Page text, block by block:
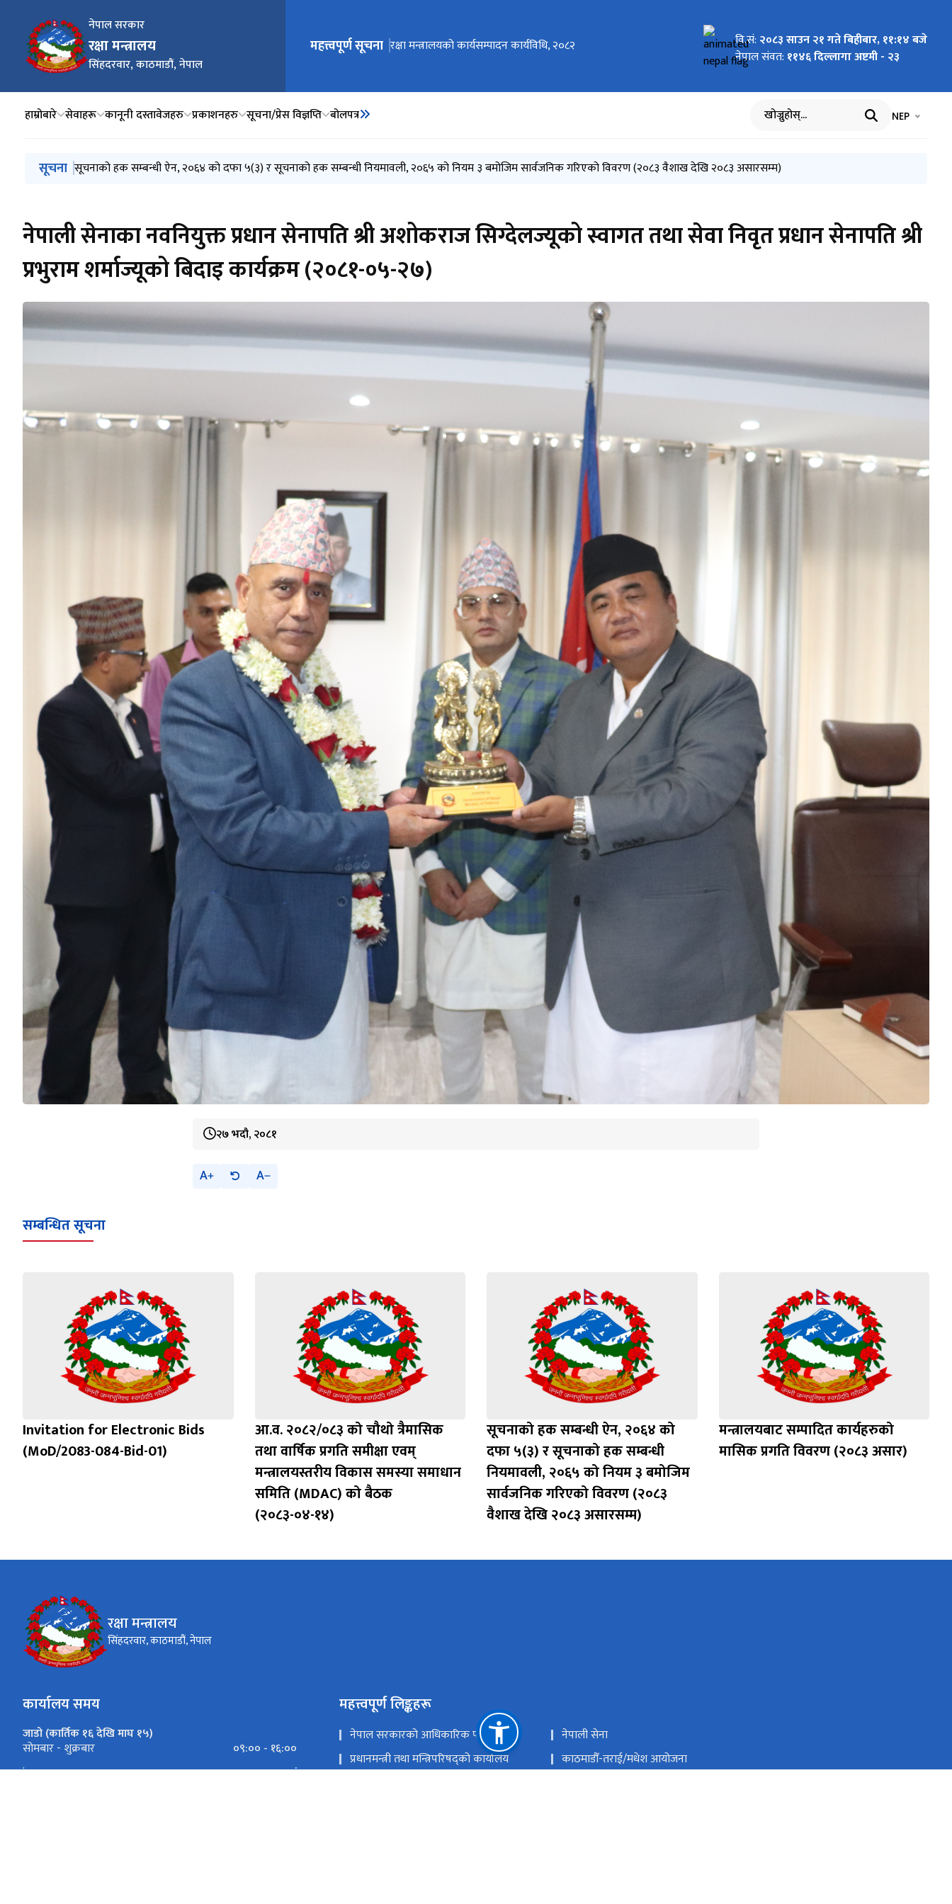
नेपाल सरकार
रक्षा मन्त्रालय
सिंहदरवार, काठमाडौं, नेपाल
मुख्य नेभिगेसनमा जानुहोस्
महत्त्वपूर्ण सूचना Invitation for Electronic Bids (MoD/2083-084-Bid-01)
रक्षा मन्त्रालयको आन्तरिक नियन्त्रण प्रणाली, २०८३
रक्षा मन्त्रालयको कार्यसम्पादन कार्यविधि, २०८२ वि.सं: २०८३ साउन २१ गते बिहीबार, ११:१४ बजे
नेपाल संवत: ११४६ दिल्लागा अष्टमी - २३
हाम्रोबारे सेवाहरू कानूनी दस्तावेजहरु प्रकाशनहरु सूचना/प्रेस विज्ञप्ति बोलपत्र खोज्नुहोस् भाषा चयन
NEP
मुख्य नेभिगेसनमा जानुहोस्
सूचना Invitation for Electronic Bids (MoD/2083-084-Bid-01)
आ.व. २०८२/०८३ को चौथो त्रैमासिक तथा वार्षिक प्रगति समीक्षा एवम् मन्त्रालयस्तरीय विकास समस्या समाधान समिति (MDAC) को बैठक (२०८३-०४-१४)
सूचनाको हक सम्बन्धी ऐन, २०६४ को दफा ५(३) र सूचनाको हक सम्बन्धी नियमावली, २०६५ को नियम ३ बमोजिम सार्वजनिक गरिएको विवरण (२०८३ वैशाख देखि २०८३ असारसम्म)
मन्त्रालयबाट सम्पादित कार्यहरुको मासिक प्रगति विवरण (२०८३ असार)
मन्त्रालयबाट सम्पादित कार्यहरुको मासिक प्रगति विवरण (२०८३ जेठ)
नेपाली सेनाका नवनियुक्त प्रधान सेनापति श्री अशोकराज सिग्देलज्यूको स्वागत तथा सेवा निवृत प्रधान सेनापति श्री
प्रभुराम शर्माज्यूको बिदाइ कार्यक्रम (२०८१-०५-२७)
२७ भदौ, २०८१
A A
सम्बन्धित सूचना
Invitation for Electronic Bids
(MoD/2083-084-Bid-01)
आ.व. २०८२/०८३ को चौथो त्रैमासिक
तथा वार्षिक प्रगति समीक्षा एवम्
मन्त्रालयस्तरीय विकास समस्या समाधान
समिति (MDAC) को बैठक
(२०८३-०४-१४)
सूचनाको हक सम्बन्धी ऐन, २०६४ को
दफा ५(३) र सूचनाको हक सम्बन्धी
नियमावली, २०६५ को नियम ३ बमोजिम
सार्वजनिक गरिएको विवरण (२०८३
वैशाख देखि २०८३ असारसम्म)
मन्त्रालयबाट सम्पादित कार्यहरुको
मासिक प्रगति विवरण (२०८३ असार)
रक्षा मन्त्रालय
सिंहदरवार, काठमाडौं, नेपाल
कार्यालय समय
जाडो (कार्तिक १६ देखि माघ १५)
सोमबार - शुक्रबार
०९:०० - १६:००
.
.
महत्त्वपूर्ण लिङ्कहरू
नेपाल सरकारको आधिकारिक पोर्टल
नेपाली सेना
प्रधानमन्त्री तथा मन्त्रिपरिषद्को कार्यालय
काठमाडौँ-तराई/मधेश आयोजना